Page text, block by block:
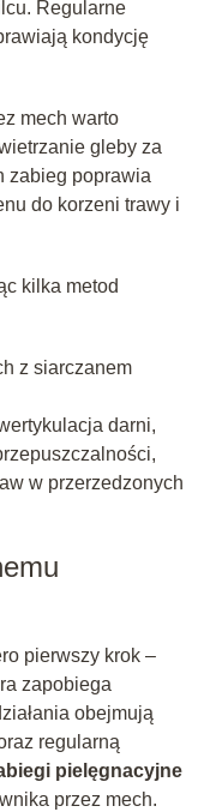
Regularne
kondycję
mech warto
gleby za
zabieg poprawia
do korzeni trawy i
kilka metod
z siarczanem
darni,
w przerzedzonych
pierwszy krok –
zapobiega
obejmują
regularną
pielęgnacyjne
przez mech.